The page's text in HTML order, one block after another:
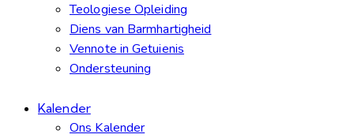
Teologiese Opleiding
Diens van Barmhartigheid
Vennote in Getuienis
Ondersteuning
Kalender
Ons Kalender